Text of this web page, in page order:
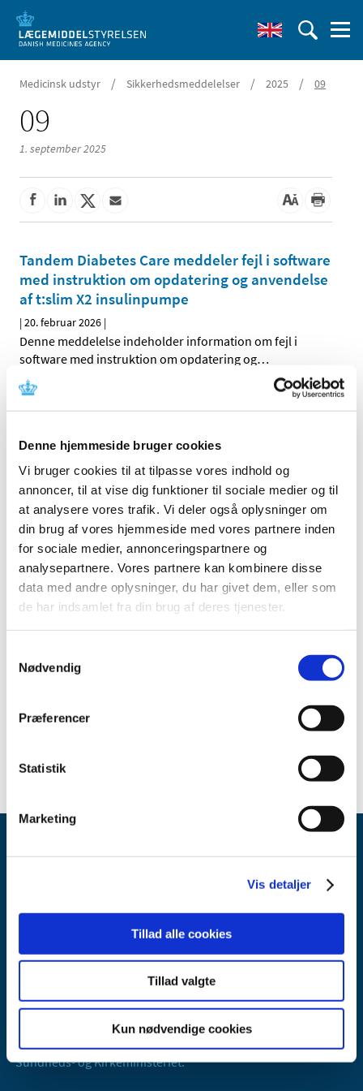
Denne hjemmeside bruger cookies
Vi bruger cookies til at tilpasse vores indhold og
annoncer, til at vise dig funktioner til sociale medier og til
at analysere vores trafik. Vi deler også oplysninger om
din brug af vores hjemmeside med vores partnere inden
for sociale medier, annonceringspartnere og
analysepartnere. Vores partnere kan kombinere disse
data med andre oplysninger, du har givet dem, eller som
de har indsamlet fra din brug af deres tjenester.
Nødvendig
Præferencer
Statistik
Marketing
Vis detaljer
Tillad alle cookies
Tillad valgte
Kun nødvendige cookies
Medicinsk udstyr / Sikkerhedsmeddelelser / 2025 / 09
09
1. september 2025
Tandem Diabetes Care meddeler fejl i software
med instruktion om opdatering og anvendelse
af t:slim X2 insulinpumpe
|20. februar 2026 |
Denne meddelelse indeholder information om fejl i
software med instruktion om opdatering og…
Alcon instruerer i sikker og korrekt brug af
|11. juni 2026|
Denne meddelelse indeholder information om sikker og
korrekt brug af udstyret.
Emner
Medicinsk udstyr
2026 (2)
februar (1)
Axel Heides Gade 1
Email:dkma@dkma.dk
Lægemiddelstyrelsen er en del af
Sundheds- og Kirkeministeriet.